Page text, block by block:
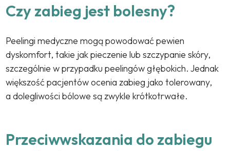
Czy zabieg jest bolesny?
Peelingi medyczne mogą powodować pewien
dyskomfort, takie jak pieczenie lub szczypanie skóry,
szczególnie w przypadku peelingów głębokich. Jednak
większość pacjentów ocenia zabieg jako tolerowany,
a dolegliwości bólowe są zwykle krótkotrwałe.
Przeciwwskazania do zabiegu